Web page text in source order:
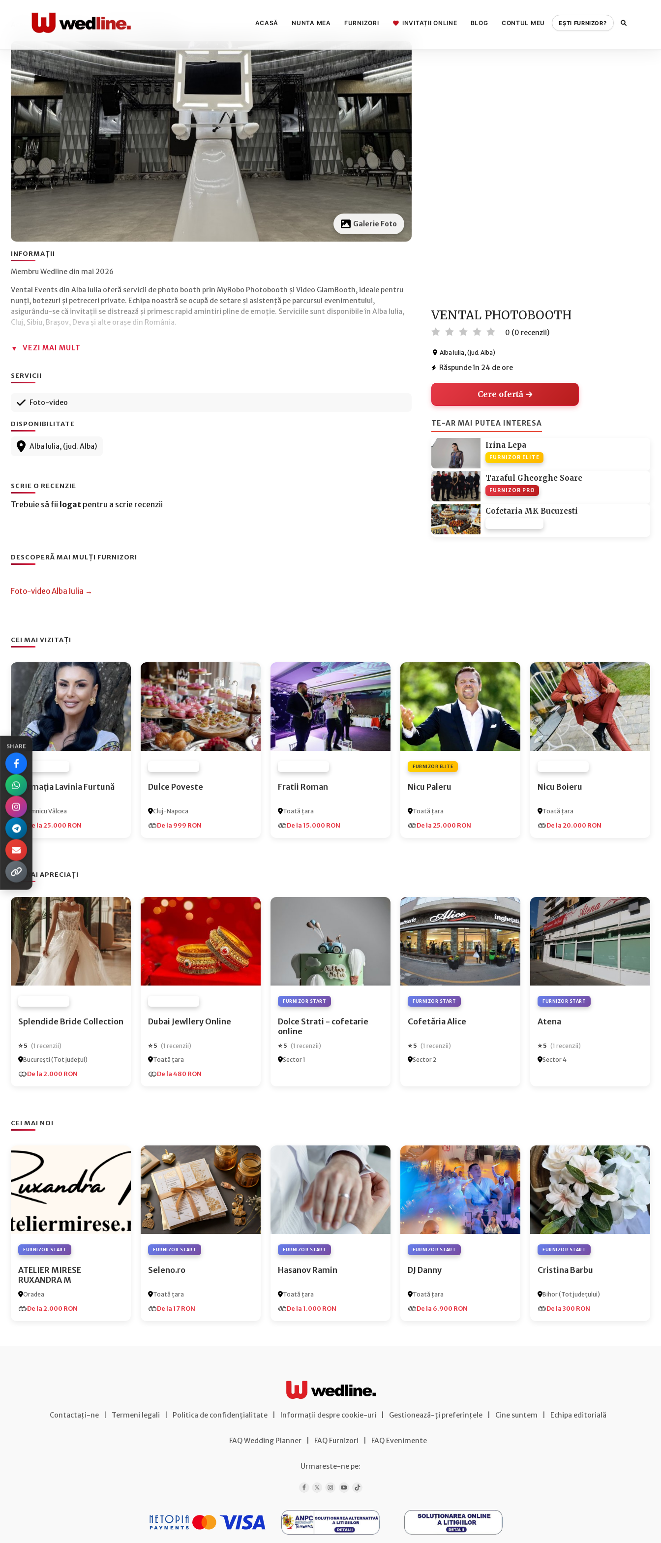
ACASĂ NUNTA MEA FURNIZORI INVITAȚII ONLINE BLOG CONTUL MEU EȘTI FURNIZOR?
SHARE
/ Foto-video / VENTAL PHOTOBOOTH
Galerie Foto
VENTAL PHOTOBOOTH
0 (0 recenzii)
Alba Iulia, (jud. Alba)
Răspunde în 24 de ore
Cere ofertă
TE-AR MAI PUTEA INTERESA
Irina Lepa
FURNIZOR ELITE
Taraful Gheorghe Soare
FURNIZOR PRO
Cofetaria MK Bucuresti
INFORMAȚII
Membru Wedline din mai 2026
Vental Events din Alba Iulia oferă servicii de photo booth prin MyRobo Photobooth și Video GlamBooth, ideale pentru
nunți, botezuri și petreceri private. Echipa noastră se ocupă de setare și asistență pe parcursul evenimentului,
asigurându-se că invitații se distrează și primesc rapid amintiri pline de emoție. Serviciile sunt disponibile în Alba Iulia,
Cluj, Sibiu, Brașov, Deva și alte orașe din România.
VEZI MAI MULT
SERVICII
Foto-video
DISPONIBILITATE
Alba Iulia, (jud. Alba)
SCRIE O RECENZIE
Trebuie să fii logat pentru a scrie recenzii
DESCOPERĂ MAI MULȚI FURNIZORI
Foto-video Alba Iulia →
CEI MAI VIZITAȚI
FURNIZOR NONE
Formația Lavinia Furtună
Râmnicu Vâlcea
De la 25.000 RON
Dulce Poveste
Cluj-Napoca
De la 999 RON
Fratii Roman
Toată țara
De la 15.000 RON
FURNIZOR ELITE
Nicu Paleru
Toată țara
De la 25.000 RON
Nicu Boieru
Toată țara
De la 20.000 RON
CEI MAI APRECIAȚI
Splendide Bride Collection
⭐ 5 (1 recenzii)
București (Tot județul)
De la 2.000 RON
Dubai Jewllery Online
⭐ 5 (1 recenzii)
Toată țara
De la 480 RON
FURNIZOR START
Dolce Strati - cofetarie
online
⭐ 5 (1 recenzii)
Sector 1
FURNIZOR START
Cofetăria Alice
⭐ 5 (1 recenzii)
Sector 2
FURNIZOR START
Atena
⭐ 5 (1 recenzii)
Sector 4
CEI MAI NOI
FURNIZOR START
ATELIER MIRESE
RUXANDRA M
Oradea
De la 2.000 RON
FURNIZOR START
Seleno.ro
Toată țara
De la 17 RON
FURNIZOR START
Hasanov Ramin
Toată țara
De la 1.000 RON
FURNIZOR START
DJ Danny
Toată țara
De la 6.900 RON
FURNIZOR START
Cristina Barbu
Bihor (Tot județului)
De la 300 RON
Contactați-ne Termeni legali Politica de confidențialitate Informații despre cookie-uri Gestionează-ți preferințele Cine suntem Echipa editorială
FAQ Wedding Planner FAQ Furnizori FAQ Evenimente
Urmareste-ne pe: